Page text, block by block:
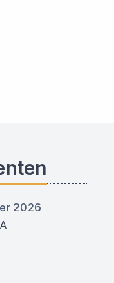
2026